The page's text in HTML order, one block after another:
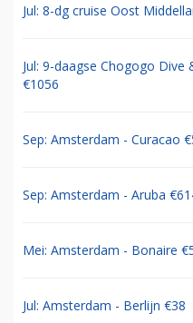
Jul: 8-dg cruise Oost
Jul: 9-daagse Chogogo Dive
€1056
Sep: Amsterdam - Curacao
Sep: Amsterdam - Aruba
Mei: Amsterdam - Bonaire
Jul: Amsterdam - Berlijn €38